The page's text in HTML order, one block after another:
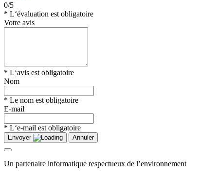
0/5
* L‘évaluation est obligatoire
Votre avis
* L‘avis est obligatoire
Nom
* Le nom est obligatoire
E-mail
* L‘e-mail est obligatoire
Envoyer Annuler
Un partenaire informatique respectueux de l’environnement